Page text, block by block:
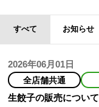
すべて お知らせ
2026年06月01日
全店舗共通
生餃子の販売について